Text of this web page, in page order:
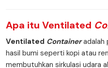
Apa itu Ventilated
Ventilated Containeradalah
hasil bumi seperti kopi atau
membutuhkan sirkulasi udara